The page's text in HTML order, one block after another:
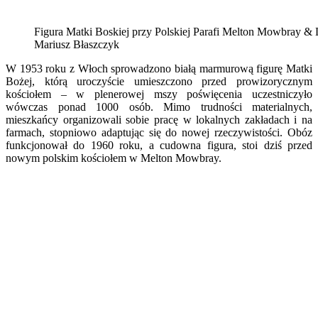
Figura Matki Boskiej przy Polskiej Parafi Melton Mowbray &
Mariusz Błaszczyk
W 1953 roku z Włoch sprowadzono białą marmurową figurę Matki
Bożej, którą uroczyście umieszczono przed prowizorycznym
kościołem – w plenerowej mszy poświęcenia uczestniczyło
wówczas ponad 1000 osób. Mimo trudności materialnych,
mieszkańcy organizowali sobie pracę w lokalnych zakładach i na
farmach, stopniowo adaptując się do nowej rzeczywistości. Obóz
funkcjonował do 1960 roku, a cudowna figura, stoi dziś przed
nowym polskim kościołem w Melton Mowbray.